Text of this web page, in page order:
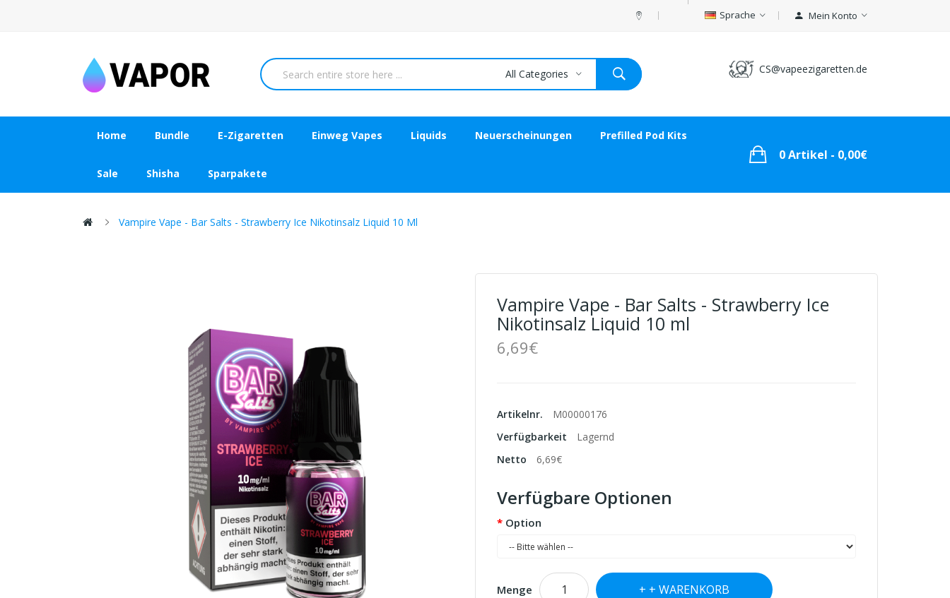
Sprache Mein Konto
CS@vapeezigaretten.de
All Categories
Home Bundle E-Zigaretten Einweg Vapes Liquids Neuerscheinungen Prefilled Pod Kits
Sale Shisha Sparpakete
0 Artikel - 0,00€
Vampire Vape - Bar Salts - Strawberry Ice Nikotinsalz Liquid 10 Ml
Vampire Vape - Bar Salts - Strawberry Ice
Nikotinsalz Liquid 10 ml
6,69€
Artikelnr.
M00000176
Verfügbarkeit
Lagernd
Netto
6,69€
Verfügbare Optionen
Option
Menge + WARENKORB